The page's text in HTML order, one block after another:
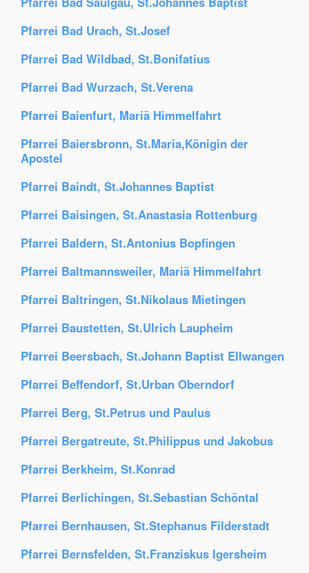
Pfarrei Bad Urach, St.Josef
Pfarrei Bad Wildbad, St.Bonifatius
Pfarrei Bad Wurzach, St.Verena
Pfarrei Baienfurt, Mariä Himmelfahrt
Pfarrei Baiersbronn, St.Maria,Königin der
Apostel
Pfarrei Baindt, St.Johannes Baptist
Pfarrei Baisingen, St.Anastasia Rottenburg
Pfarrei Baldern, St.Antonius Bopfingen
Pfarrei Baltmannsweiler, Mariä Himmelfahrt
Pfarrei Baltringen, St.Nikolaus Mietingen
Pfarrei Baustetten, St.Ulrich Laupheim
Pfarrei Beersbach, St.Johann Baptist Ellwangen
Pfarrei Beffendorf, St.Urban Oberndorf
Pfarrei Berg, St.Petrus und Paulus
Pfarrei Bergatreute, St.Philippus und Jakobus
Pfarrei Berkheim, St.Konrad
Pfarrei Berlichingen, St.Sebastian Schöntal
Pfarrei Bernhausen, St.Stephanus Filderstadt
Pfarrei Bernsfelden, St.Franziskus Igersheim